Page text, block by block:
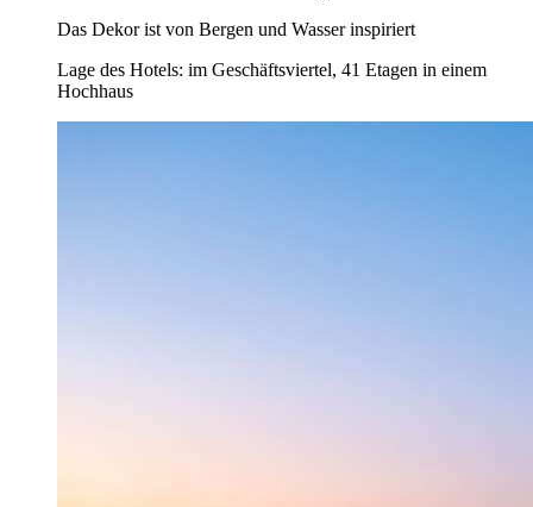
Das Dekor ist von Bergen und Wasser inspiriert
Lage des Hotels: im Geschäftsviertel, 41 Etagen in einem
Hochhaus